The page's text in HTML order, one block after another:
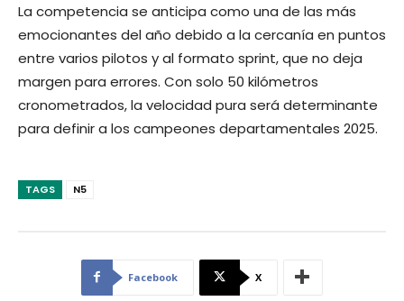
La competencia se anticipa como una de las más
emocionantes del año debido a la cercanía en puntos
entre varios pilotos y al formato sprint, que no deja
margen para errores. Con solo 50 kilómetros
cronometrados, la velocidad pura será determinante
para definir a los campeones departamentales 2025.
TAGS N5
Facebook X